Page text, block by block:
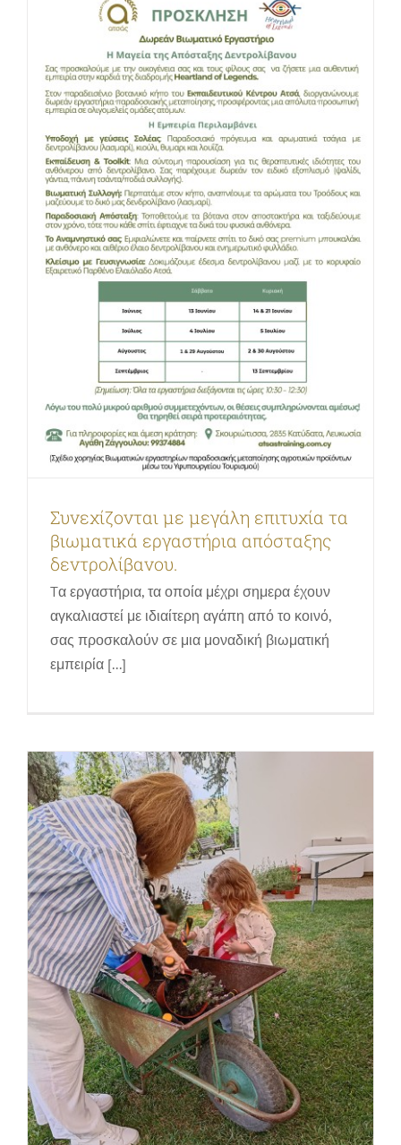
ΣΕΜΙΝΑΡΙΑ/ΔΙΑΛΕΞΕΙΣ
ΙΣΤΟΡΙΚO ΕΚΔΗΛΩΣΕΩΝ
ΓΚΑΛΕΡΙ
ΕΠΙΚΟΙΝΩΝΙΑ
Συνεχίζονται με μεγάλη επιτυχία τα
βιωματικά εργαστήρια απόσταξης
δεντρολίβανου.
Tα εργαστήρια, τα οποία μέχρι σημερα έχουν
αγκαλιαστεί με ιδιαίτερη αγάπη από το κοινό,
σας προσκαλούν σε μια μοναδική βιωματική
εμπειρία [...]
για τη μάνα!
Gallery Εκπαιδευτικά προγράμματα, δραστηριότητες &
ξεναγήσεις στον βοτανικό κήπο | Οικογένειες & Παιδιά
Σεμινάρια, ενημερωτικές παρουσιάσεις & εκδηλώσεις |
Ευρύ Κοινό